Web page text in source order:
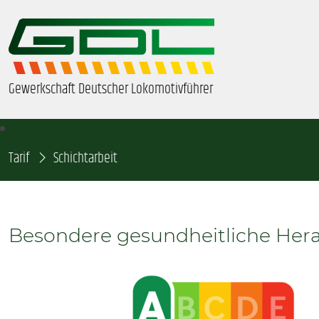
Gewerkschaft Deutscher Lokomotivführer
ÜBER UNS
GDL-JUGEND
Tarif Schichtarbeit
Besondere gesundheitliche